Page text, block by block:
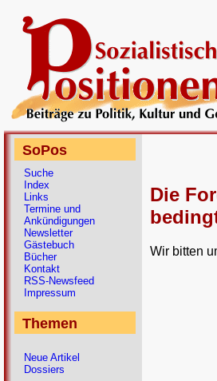
Die
Wir bitten
SoPos
Suche
Index
Links
Termine und
Ankündigungen
Newsletter
Gästebuch
Bücher
Kontakt
RSS-Newsfeed
Impressum
Themen
Neue Artikel
Dossiers